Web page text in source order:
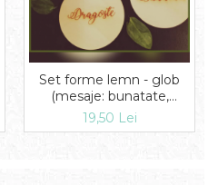
Set forme lemn - glob
(mesaje: bunatate,
speranta, dragoste,
fericire)
19,50 Lei